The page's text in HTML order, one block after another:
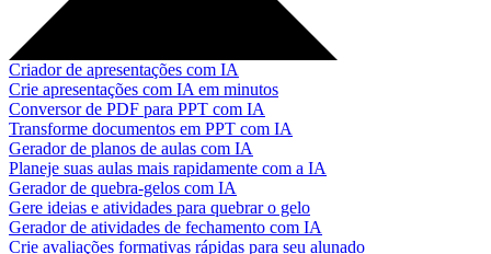
Criador de apresentações com IA
Crie apresentações com IA em minutos
Conversor de PDF para PPT com IA
Transforme documentos em PPT com IA
Gerador de planos de aulas com IA
Planeje suas aulas mais rapidamente com a IA
Gerador de quebra-gelos com IA
Gere ideias e atividades para quebrar o gelo
Gerador de atividades de fechamento com IA
Crie avaliações formativas rápidas para seu alunado